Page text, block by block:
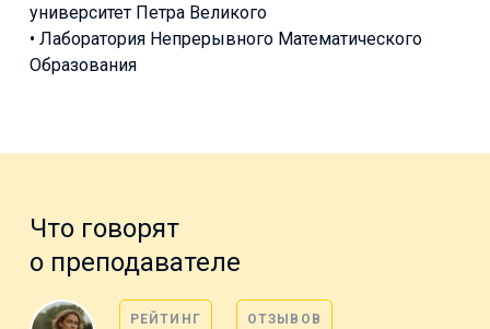
университет Петра Великого
• Лаборатория Непрерывного Математического
Образования
Что говорят
о преподавателе
РЕЙТИНГ ОТЗЫВОВ